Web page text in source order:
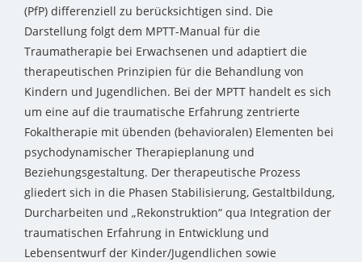
(PfP) differenziell zu berücksichtigen sind. Die
Darstellung folgt dem MPTT-Manual für die
Traumatherapie bei Erwachsenen und adaptiert die
therapeutischen Prinzipien für die Behandlung von
Kindern und Jugendlichen. Bei der MPTT handelt es sich
um eine auf die traumatische Erfahrung zentrierte
Fokaltherapie mit übenden (behavioralen) Elementen bei
psychodynamischer Therapieplanung und
Beziehungsgestaltung. Der therapeutische Prozess
gliedert sich in die Phasen Stabilisierung, Gestaltbildung,
Durcharbeiten und „Rekonstruktion“ qua Integration der
traumatischen Erfahrung in Entwicklung und
Lebensentwurf der Kinder/Jugendlichen sowie